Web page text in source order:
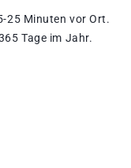
25 Minuten vor Ort.
Tage im Jahr.